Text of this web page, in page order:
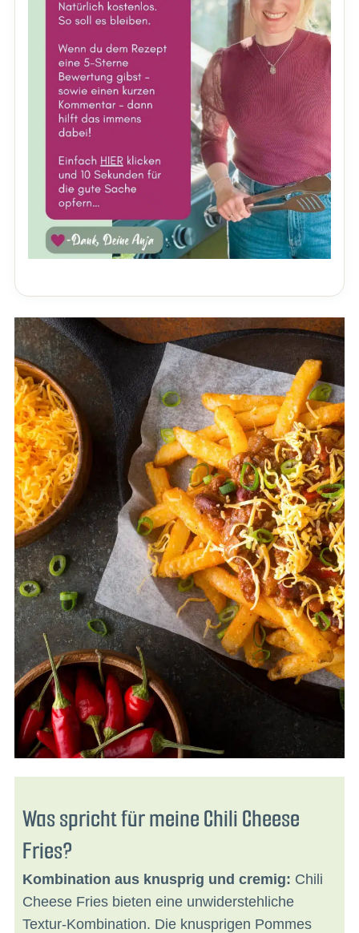
Was spricht für meine Chili Cheese
Fries?
Kombination aus knusprig und cremig: Chili
Cheese Fries bieten eine unwiderstehliche
Textur-Kombination. Die knusprigen Pommes